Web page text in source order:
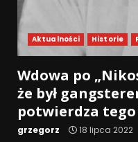
Aktualności Historie
Wdowa po
że był
potwierdza tego
grzegorz 18 lipca 2022